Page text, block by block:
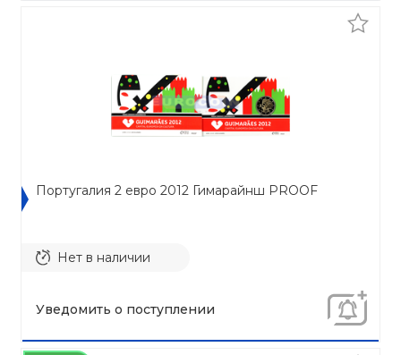
Португалия 2 евро 2012 Гимарайнш PROOF
Нет в наличии
Уведомить о поступлении